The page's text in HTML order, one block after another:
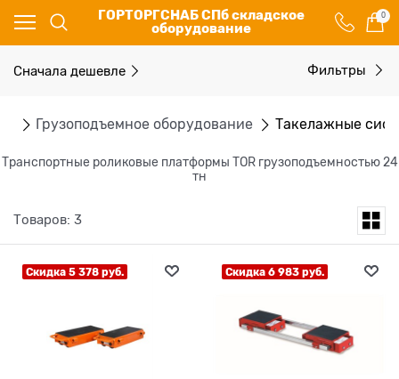
ГОРТОРГСНАБ СПб складское
оборудование
0
Грузоподъемное оборудование Такелажные
Транспортные роликовые платформы TOR грузоподъемностью 24
тн
Сначала дешевле Фильтры
Товаров: 3
Скидка 5 378 руб. Скидка 6 983 руб.